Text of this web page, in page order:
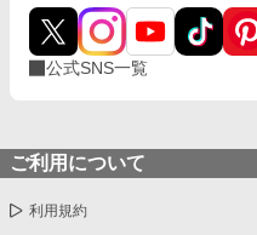
公式SNS一覧
ご利用について
利用規約